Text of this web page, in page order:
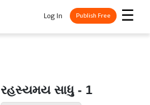
☰
Log In Publish Free
રહસ્યમય સાધુ - 1